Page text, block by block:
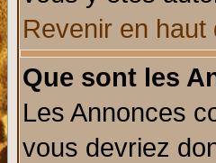
Revenir en haut
Que sont les
Les Annonces
vous devriez